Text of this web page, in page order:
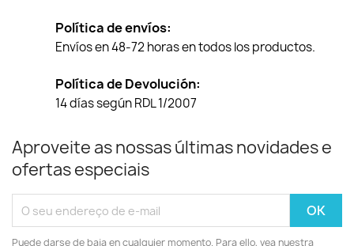
Política de envíos:
Envíos en 48-72 horas en todos los productos.
Política de Devolución:
14 días según RDL 1/2007
Aproveite as nossas últimas novidades e
ofertas especiais
Puede darse de baja en cualquier momento. Para ello, vea nuestra